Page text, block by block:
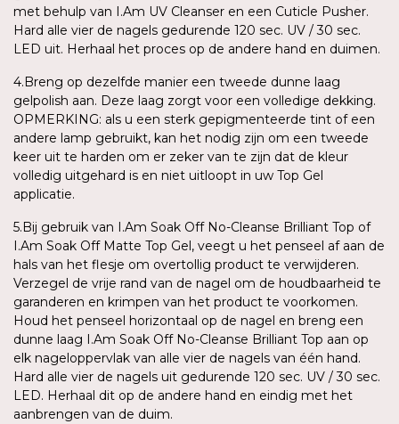
met behulp van I.Am UV Cleanser en een Cuticle Pusher.
Hard alle vier de nagels gedurende 120 sec. UV / 30 sec.
LED uit. Herhaal het proces op de andere hand en duimen.
4.Breng op dezelfde manier een tweede dunne laag
gelpolish aan. Deze laag zorgt voor een volledige dekking.
OPMERKING: als u een sterk gepigmenteerde tint of een
andere lamp gebruikt, kan het nodig zijn om een tweede
keer uit te harden om er zeker van te zijn dat de kleur
volledig uitgehard is en niet uitloopt in uw Top Gel
applicatie.
5.Bij gebruik van I.Am Soak Off No-Cleanse Brilliant Top of
I.Am Soak Off Matte Top Gel, veegt u het penseel af aan de
hals van het flesje om overtollig product te verwijderen.
Verzegel de vrije rand van de nagel om de houdbaarheid te
garanderen en krimpen van het product te voorkomen.
Houd het penseel horizontaal op de nagel en breng een
dunne laag I.Am Soak Off No-Cleanse Brilliant Top aan op
elk nageloppervlak van alle vier de nagels van één hand.
Hard alle vier de nagels uit gedurende 120 sec. UV / 30 sec.
LED. Herhaal dit op de andere hand en eindig met het
aanbrengen van de duim.